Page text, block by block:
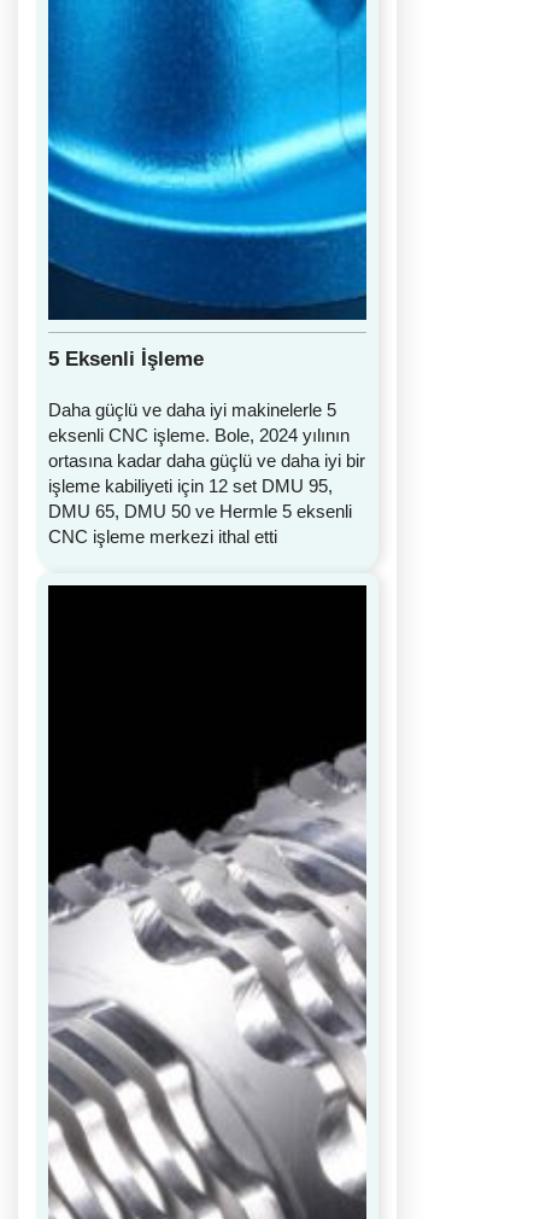
5 Eksenli İşleme
Daha güçlü ve daha iyi makinelerle 5
eksenli CNC işleme. Bole, 2024 yılının
ortasına kadar daha güçlü ve daha iyi bir
işleme kabiliyeti için 12 set DMU 95,
DMU 65, DMU 50 ve Hermle 5 eksenli
CNC işleme merkezi ithal etti